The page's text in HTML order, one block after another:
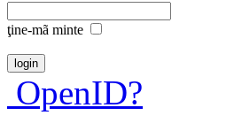
ţine-mã minte
OpenID?